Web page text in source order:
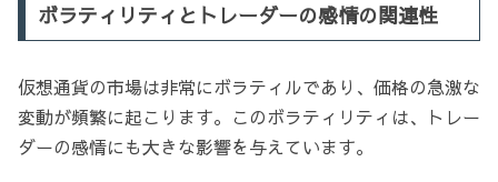
ボラティリティとトレーダーの感情の関連性
仮想通貨の市場は非常にボラティルであり、価格の急激な
変動が頻繁に起こります。このボラティリティは、トレー
ダーの感情にも大きな影響を与えています。